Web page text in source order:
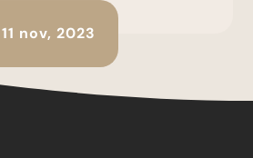
11 nov, 2023